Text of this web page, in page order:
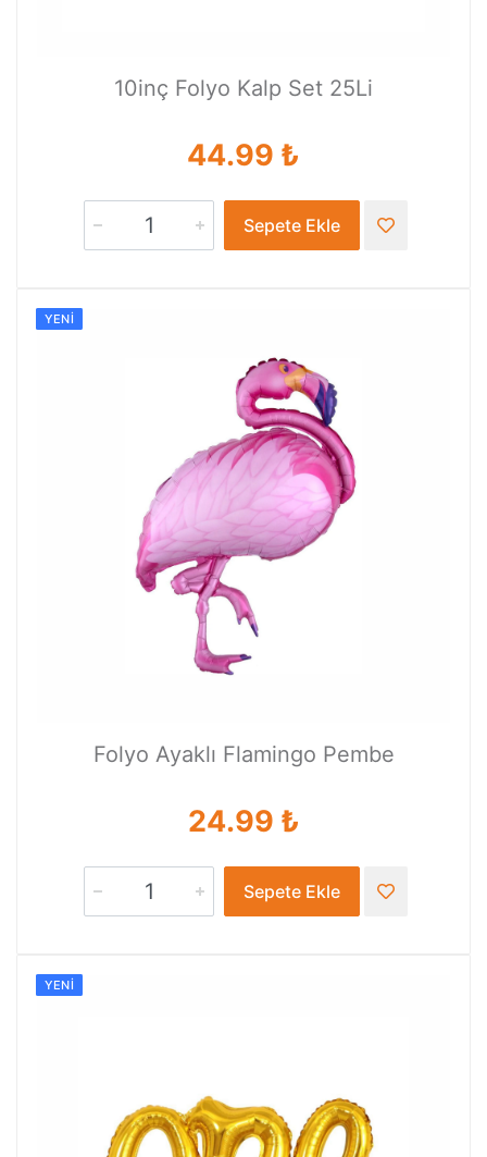
10inç Folyo Kalp Set 25Li
44.99 ₺
Sepete Ekle
YENI
Folyo Ayaklı Flamingo Pembe
24.99 ₺
Sepete Ekle
YENI